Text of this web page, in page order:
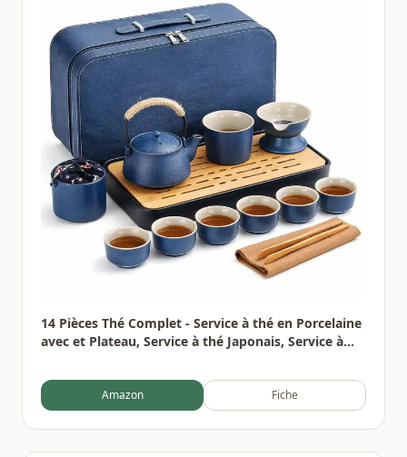
14 Pièces Thé Complet - Service à thé en Porcelaine
avec et Plateau, Service à thé Japonais, Service à
Isolées de 120 ml,220ml Théière Thés à Fleurs
Amazon Fiche